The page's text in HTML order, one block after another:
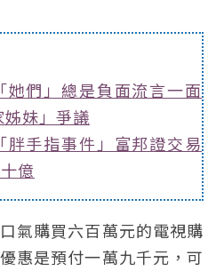
她們」總是負面流言一面
妹」爭議
胖手指事件」富邦證交易
億
氣購買六百萬元的電視購
惠是預付一萬九千元，可